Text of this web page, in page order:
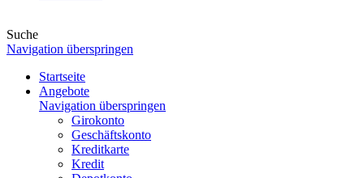
Suche
Navigation überspringen
Startseite
Angebote
Navigation überspringen
Girokonto
Geschäftskonto
Kreditkarte
Kredit